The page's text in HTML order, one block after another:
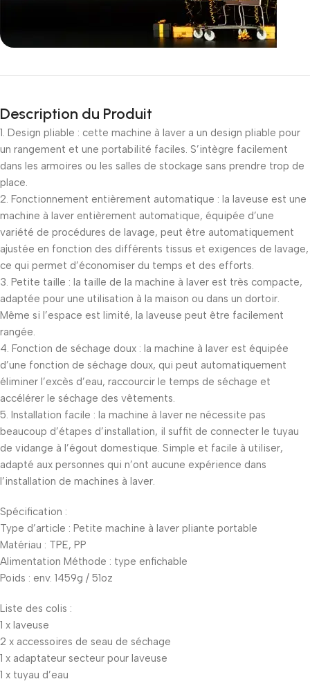
Incoryable offres
prix KDO
Description du Produit
1. Design pliable : cette machine à laver a un design pliable pour
un rangement et une portabilité faciles. S’intègre facilement
dans les armoires ou les salles de stockage sans prendre trop de
place.
2. Fonctionnement entièrement automatique : la laveuse est une
machine à laver entièrement automatique, équipée d’une
variété de procédures de lavage, peut être automatiquement
ajustée en fonction des différents tissus et exigences de lavage,
ce qui permet d’économiser du temps et des efforts.
3. Petite taille : la taille de la machine à laver est très compacte,
adaptée pour une utilisation à la maison ou dans un dortoir.
Même si l’espace est limité, la laveuse peut être facilement
rangée.
4. Fonction de séchage doux : la machine à laver est équipée
d’une fonction de séchage doux, qui peut automatiquement
éliminer l’excès d’eau, raccourcir le temps de séchage et
accélérer le séchage des vêtements.
5. Installation facile : la machine à laver ne nécessite pas
beaucoup d’étapes d’installation, il suffit de connecter le tuyau
de vidange à l’égout domestique. Simple et facile à utiliser,
adapté aux personnes qui n’ont aucune expérience dans
l’installation de machines à laver.
Spécification :
Type d’article : Petite machine à laver pliante portable
Matériau : TPE, PP
Alimentation Méthode : type enfichable
Poids : env. 1459g / 51oz
Liste des colis :
1 x laveuse
2 x accessoires de seau de séchage
1 x adaptateur secteur pour laveuse
1 x tuyau d’eau